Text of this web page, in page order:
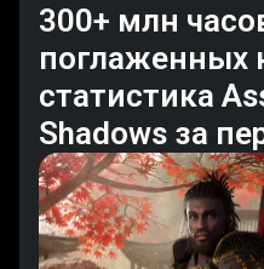
300+ млн
поглаженных
статистика
Shadows за